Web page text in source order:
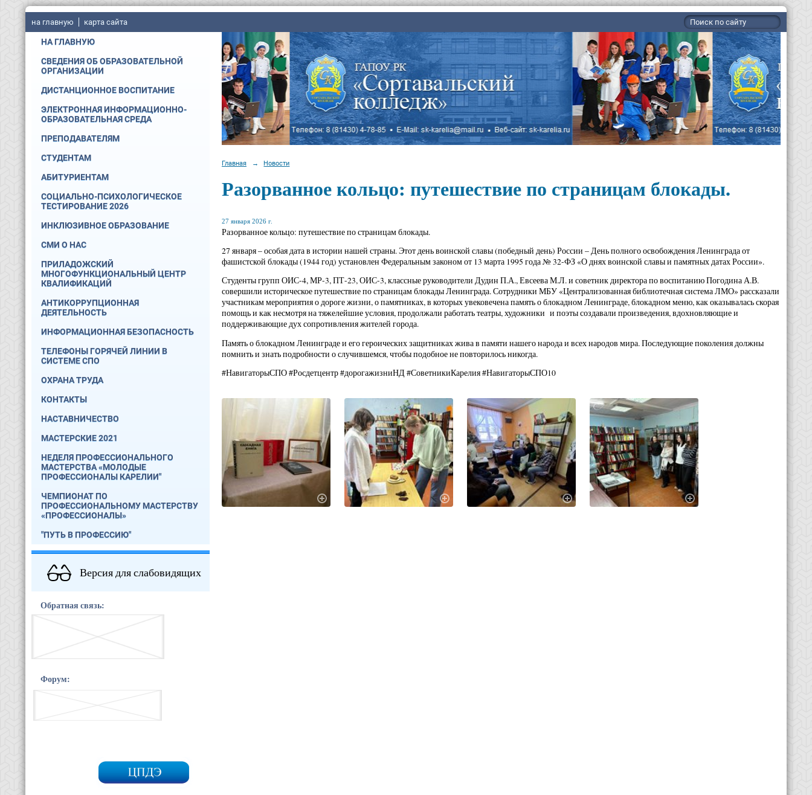
на главную карта сайта
НА ГЛАВНУЮ
СВЕДЕНИЯ ОБ ОБРАЗОВАТЕЛЬНОЙ
ОРГАНИЗАЦИИ
ДИСТАНЦИОННОЕ ВОСПИТАНИЕ
ЭЛЕКТРОННАЯ ИНФОРМАЦИОННО-
ОБРАЗОВАТЕЛЬНАЯ СРЕДА
ПРЕПОДАВАТЕЛЯМ
СТУДЕНТАМ
АБИТУРИЕНТАМ
СОЦИАЛЬНО-ПСИХОЛОГИЧЕСКОЕ
ТЕСТИРОВАНИЕ 2026
ИНКЛЮЗИВНОЕ ОБРАЗОВАНИЕ
СМИ О НАС
ПРИЛАДОЖСКИЙ
МНОГОФУНКЦИОНАЛЬНЫЙ ЦЕНТР
КВАЛИФИКАЦИЙ
АНТИКОРРУПЦИОННАЯ
ДЕЯТЕЛЬНОСТЬ
ИНФОРМАЦИОННАЯ БЕЗОПАСНОСТЬ
ТЕЛЕФОНЫ ГОРЯЧЕЙ ЛИНИИ В
СИСТЕМЕ СПО
ОХРАНА ТРУДА
КОНТАКТЫ
НАСТАВНИЧЕСТВО
МАСТЕРСКИЕ 2021
НЕДЕЛЯ ПРОФЕССИОНАЛЬНОГО
МАСТЕРСТВА «МОЛОДЫЕ
ПРОФЕССИОНАЛЫ КАРЕЛИИ"
ЧЕМПИОНАТ ПО
ПРОФЕССИОНАЛЬНОМУ МАСТЕРСТВУ
«ПРОФЕССИОНАЛЫ»
"ПУТЬ В ПРОФЕССИЮ"
Версия для слабовидящих
Обратная связь:
Форум:
Главная → Новости
Разорванное кольцо: путешествие по страницам блокады.
27 января 2026 г.
Разорванное кольцо: путешествие по страницам блокады.
27 января – особая дата в истории нашей страны. Этот день воинской славы (победный день) России – День полного освобождения Ленинграда от
фашистской блокады (1944 год) установлен Федеральным законом от 13 марта 1995 года № 32-ФЗ «О днях воинской славы и памятных датах России».
Студенты групп ОИС-4, МР-3, ПТ-23, ОИС-3, классные руководители Дудин П.А., Евсеева М.Л. и советник директора по воспитанию Погодина А.В.
совершили историческое путешествие по страницам блокады Ленинграда. Сотрудники МБУ «Централизованная библиотечная система ЛМО» рассказали
участникам мероприятия о дороге жизни, о памятниках, в которых увековечена память о блокадном Ленинграде, блокадном меню, как оказывалась скорая
помощь и как несмотря на тяжелейшие условия, продолжали работать театры, художники и поэты создавали произведения, вдохновляющие и
поддерживающие дух сопротивления жителей города.
Память о блокадном Ленинграде и его героических защитниках жива в памяти нашего народа и всех народов мира. Последующие поколения должны
помнить и знать подробности о случившемся, чтобы подобное не повторилось никогда.
#НавигаторыСПО #Росдетцентр #дорогажизниНД #СоветникиКарелия #НавигаторыСПО10